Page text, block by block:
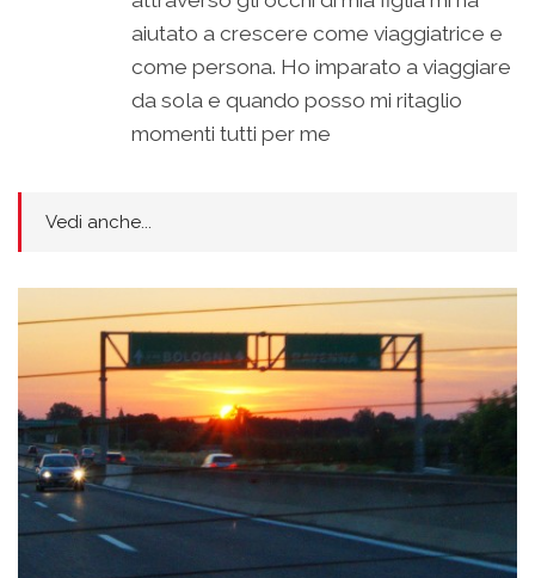
aiutato a crescere come viaggiatrice e
come persona. Ho imparato a viaggiare
da sola e quando posso mi ritaglio
momenti tutti per me
Vedi anche...